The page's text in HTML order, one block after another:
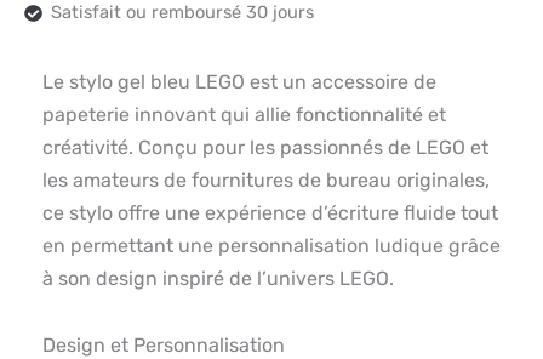
Satisfait ou remboursé 30 jours
Le stylo gel bleu LEGO est un accessoire de
papeterie innovant qui allie fonctionnalité et
créativité. Conçu pour les passionnés de LEGO et
les amateurs de fournitures de bureau originales,
ce stylo offre une expérience d’écriture fluide tout
en permettant une personnalisation ludique grâce
à son design inspiré de l’univers LEGO.
Design et Personnalisation